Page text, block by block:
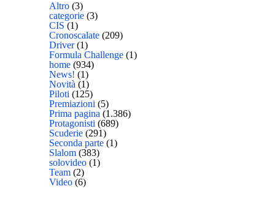
Altro (3)
categorie (3)
CIS (1)
Cronoscalate (209)
Driver(1)
Formula Challenge (1)
home (934)
News! (1)
Novità (1)
Piloti (125)
Premiazioni (5)
Prima pagina (1.386)
Protagonisti (689)
Scuderie (291)
Seconda parte (1)
Slalom (383)
solovideo (1)
Team (2)
Video (6)